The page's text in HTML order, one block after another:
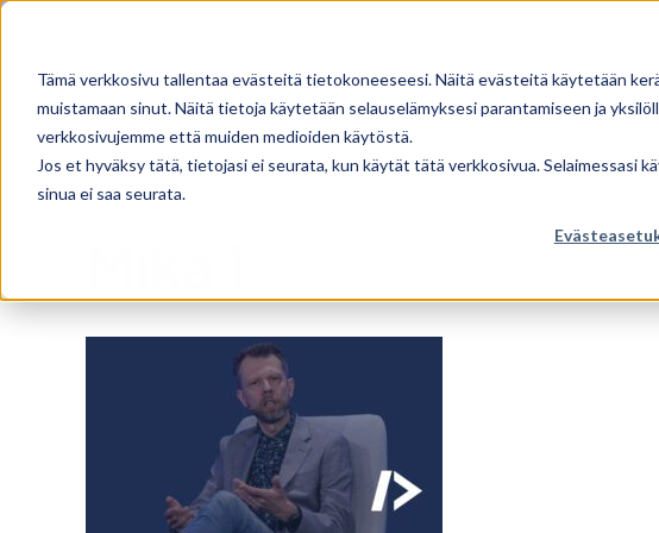
Tämä verkkosivu tallentaa evästeitä tietokoneeseesi. Näitä evästeitä käytetään
muistamaan sinut. Näitä tietoja käytetään selauselämyksesi parantamiseen ja
verkkosivujemme että muiden medioiden käytöstä.
Jos et hyväksy tätä, tietojasi ei seurata, kun käytät tätä verkkosivua. Selaimessasi
sinua ei saa seurata.
Skip
content